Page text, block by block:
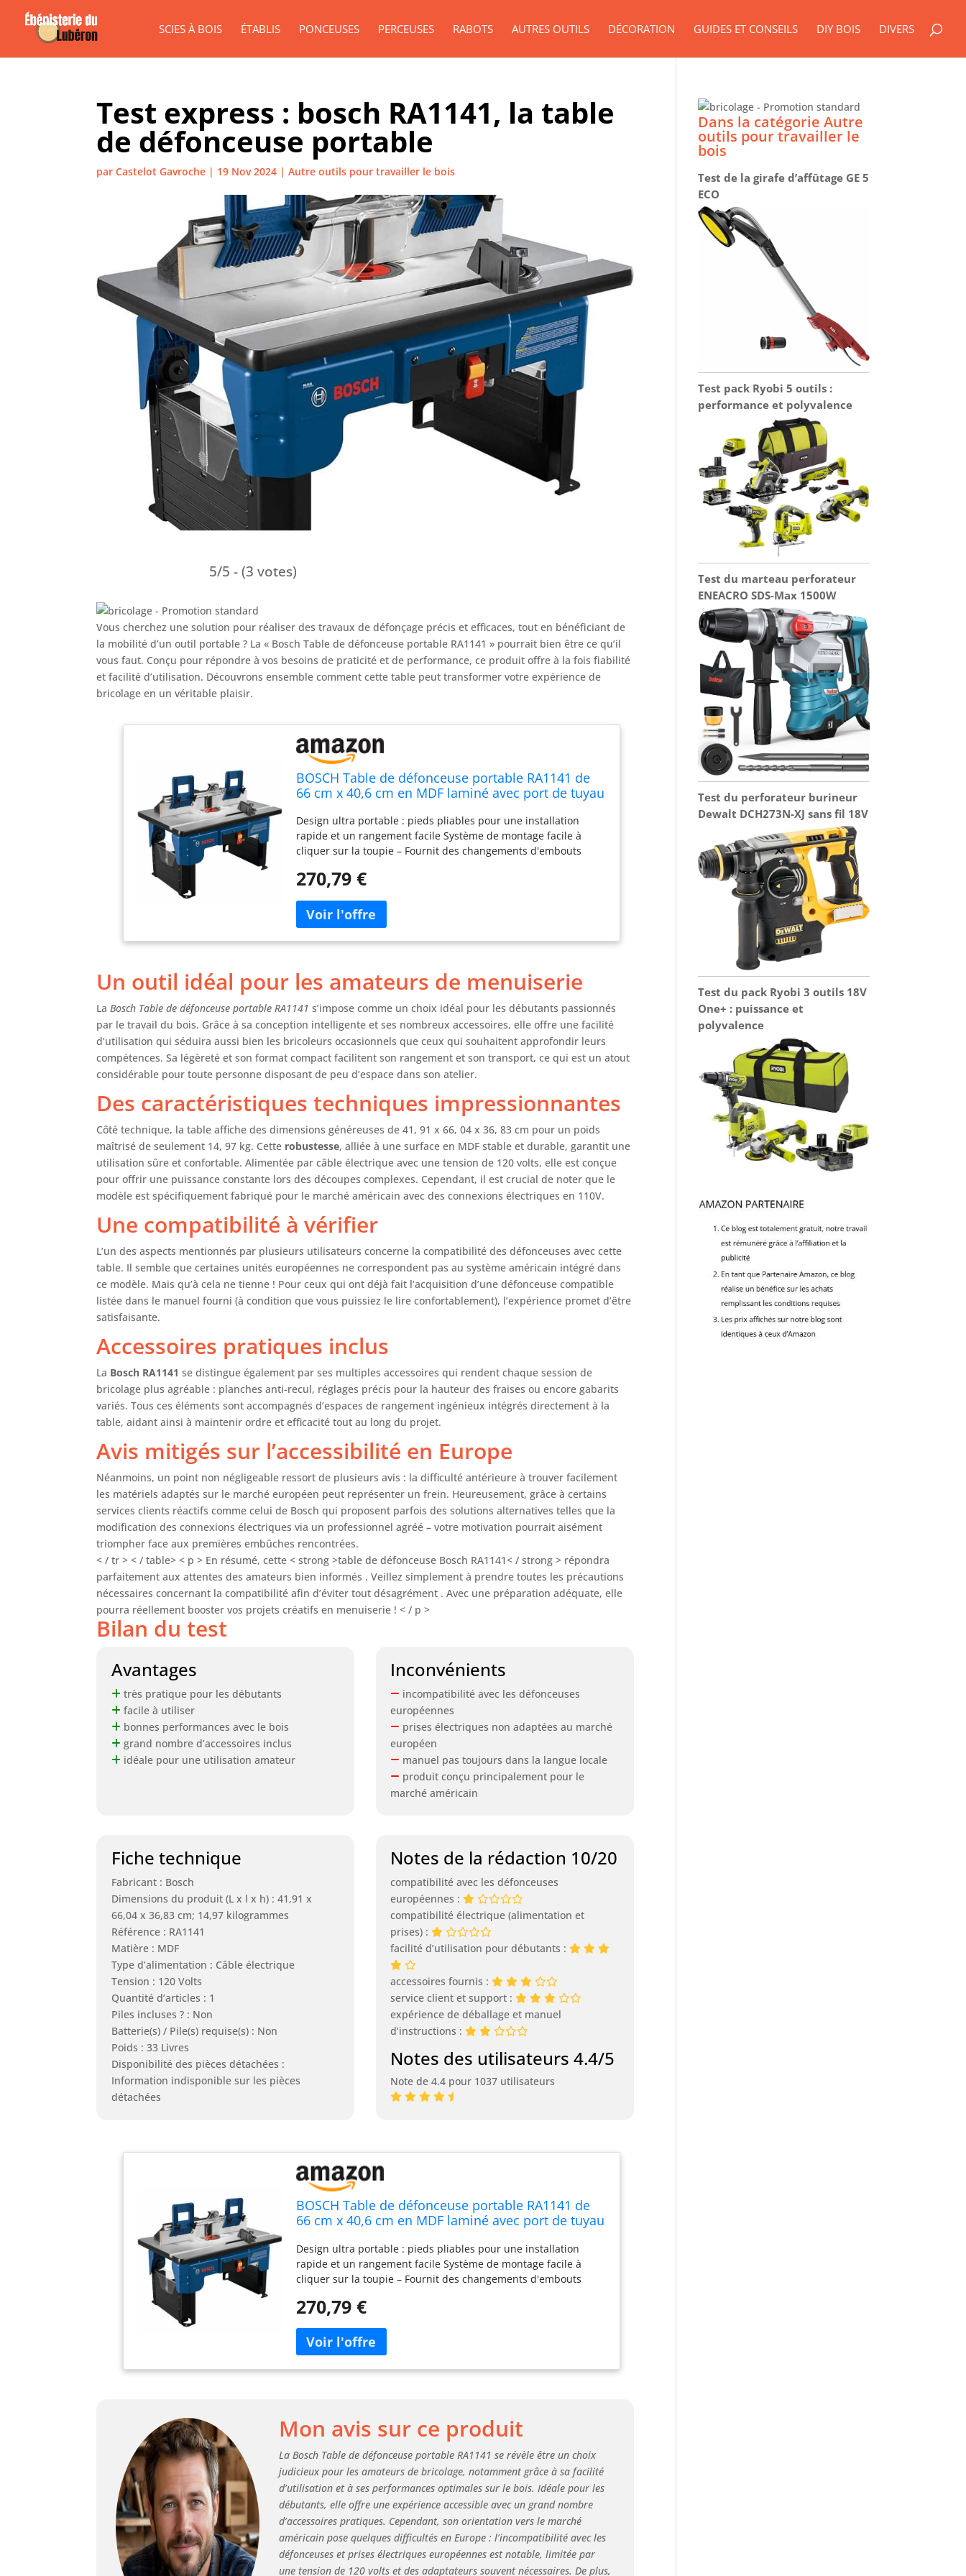
SCIES À BOIS ÉTABLIS PONCEUSES PERCEUSES RABOTS AUTRES OUTILS DÉCORATION GUIDES ET CONSEILS DIY BOIS DIVERS
Test express : bosch RA1141, la table
de défonceuse portable
parCastelot Gavroche | 19 Nov 2024 |Autre outils pour travailler le bois
5/5 - (3 votes)
Vous cherchez une solution pour réaliser des travaux de défonçage précis et efficaces, tout en bénéficiant de
la mobilité d’un outil portable ? La « Bosch Table de défonceuse portable RA1141 » pourrait bien être ce qu’il
vous faut. Conçu pour répondre à vos besoins de praticité et de performance, ce produit offre à la fois fiabilité
et facilité d’utilisation. Découvrons ensemble comment cette table peut transformer votre expérience de
bricolage en un véritable plaisir.
BOSCH Table de défonceuse portable RA1141 de
66 cm x 40,6 cm en MDF laminé avec port de tuyau
Design ultra portable : pieds pliables pour une installation
rapide et un rangement facile Système de montage facile à
cliquer sur la toupie – Fournit des changements d'embouts
utilisateurs à réaliser des coupes lisses et précises Rangement
Les produits internationaux ont des conditions distinctes, sont
vendus depuis l'étranger et peuvent différer des produits
locaux, notamment en ce qui concerne l'ajustement, la
instructions.
270,79 €
Un outil idéal pour les amateurs de menuiserie
LaBosch Table de défonceuse portable RA1141 s’impose comme un choix idéal pour les débutants passionnés
par le travail du bois. Grâce à sa conception intelligente et ses nombreux accessoires, elle offre une facilité
d’utilisation qui séduira aussi bien les bricoleurs occasionnels que ceux qui souhaitent approfondir leurs
compétences. Sa légèreté et son format compact facilitent son rangement et son transport, ce qui est un atout
considérable pour toute personne disposant de peu d’espace dans son atelier.
Des caractéristiques techniques impressionnantes
Côté technique, la table affiche des dimensions généreuses de 41, 91 x 66, 04 x 36, 83 cm pour un poids
maîtrisé de seulement 14, 97 kg. Cette robustesse, alliée à une surface en MDF stable et durable, garantit une
utilisation sûre et confortable. Alimentée par câble électrique avec une tension de 120 volts, elle est conçue
pour offrir une puissance constante lors des découpes complexes. Cependant, il est crucial de noter que le
modèle est spécifiquement fabriqué pour le marché américain avec des connexions électriques en 110V.
Une compatibilité à vérifier
L’un des aspects mentionnés par plusieurs utilisateurs concerne la compatibilité des défonceuses avec cette
table. Il semble que certaines unités européennes ne correspondent pas au système américain intégré dans
ce modèle. Mais qu’à cela ne tienne ! Pour ceux qui ont déjà fait l’acquisition d’une défonceuse compatible
listée dans le manuel fourni (à condition que vous puissiez le lire confortablement), l’expérience promet d’être
satisfaisante.
Accessoires pratiques inclus
La Bosch RA1141 se distingue également par ses multiples accessoires qui rendent chaque session de
bricolage plus agréable : planches anti-recul, réglages précis pour la hauteur des fraises ou encore gabarits
variés. Tous ces éléments sont accompagnés d’espaces de rangement ingénieux intégrés directement à la
table, aidant ainsi à maintenir ordre et efficacité tout au long du projet.
Avis mitigés sur l’accessibilité en Europe
Néanmoins, un point non négligeable ressort de plusieurs avis : la difficulté antérieure à trouver facilement
les matériels adaptés sur le marché européen peut représenter un frein. Heureusement, grâce à certains
services clients réactifs comme celui de Bosch qui proposent parfois des solutions alternatives telles que la
modification des connexions électriques via un professionnel agréé – votre motivation pourrait aisément
triompher face aux premières embûches rencontrées.
< / tr > < / table> < p > En résumé, cette < strong >table de défonceuse Bosch RA1141< / strong > répondra
parfaitement aux attentes des amateurs bien informés . Veillez simplement à prendre toutes les précautions
nécessaires concernant la compatibilité afin d’éviter tout désagrément . Avec une préparation adéquate, elle
pourra réellement booster vos projets créatifs en menuiserie ! < / p >
Bilan du test
Avantages
très pratique pour les débutants
facile à utiliser
bonnes performances avec le bois
grand nombre d’accessoires inclus
idéale pour une utilisation amateur
Inconvénients
incompatibilité avec les défonceuses
européennes
prises électriques non adaptées au marché
européen
manuel pas toujours dans la langue locale
produit conçu principalement pour le
marché américain
Fiche technique
Fabricant : Bosch
Dimensions du produit (L x l x h) : 41,91 x
66,04 x 36,83 cm; 14,97 kilogrammes
Référence : RA1141
Matière : MDF
Type d’alimentation : Câble électrique
Tension : 120 Volts
Quantité d’articles : 1
Piles incluses ? : Non
Batterie(s) / Pile(s) requise(s) : Non
Poids : 33 Livres
Disponibilité des pièces détachées :
Information indisponible sur les pièces
détachées
Notes de la rédaction 10/20
compatibilité avec les défonceuses
européennes :
compatibilité électrique (alimentation et
prises) :
facilité d’utilisation pour débutants :
accessoires fournis :
service client et support :
expérience de déballage et manuel
d’instructions :
Notes des utilisateurs 4.4/5
Note de 4.4 pour 1037 utilisateurs
BOSCH Table de défonceuse portable RA1141 de
66 cm x 40,6 cm en MDF laminé avec port de tuyau
Design ultra portable : pieds pliables pour une installation
rapide et un rangement facile Système de montage facile à
cliquer sur la toupie – Fournit des changements d'embouts
utilisateurs à réaliser des coupes lisses et précises Rangement
Les produits internationaux ont des conditions distinctes, sont
vendus depuis l'étranger et peuvent différer des produits
locaux, notamment en ce qui concerne l'ajustement, la
270,79 €
Mon avis sur ce produit
La Bosch Table de défonceuse portable RA1141 se révèle être un choix
judicieux pour les amateurs de bricolage, notamment grâce à sa facilité
d’utilisation et à ses performances optimales sur le bois. Idéale pour les
débutants, elle offre une expérience accessible avec un grand nombre
d’accessoires pratiques. Cependant, son orientation vers le marché
américain pose quelques difficultés en Europe : l’incompatibilité avec les
défonceuses et prises électriques européennes est notable, limitée par
une tension de 120 volts et des adaptateurs souvent nécessaires. De plus,
Dans la catégorie Autre
outils pour travailler le
bois
Test de la girafe d’affûtage GE 5
ECO
Test pack Ryobi 5 outils :
performance et polyvalence
Test du marteau perforateur
ENEACRO SDS-Max 1500W
Test du perforateur burineur
Dewalt DCH273N-XJ sans fil 18V
Test du pack Ryobi 3 outils 18V
One+ : puissance et
polyvalence